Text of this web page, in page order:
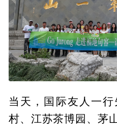
当天，国际友人一
村、江苏茶博园、茅